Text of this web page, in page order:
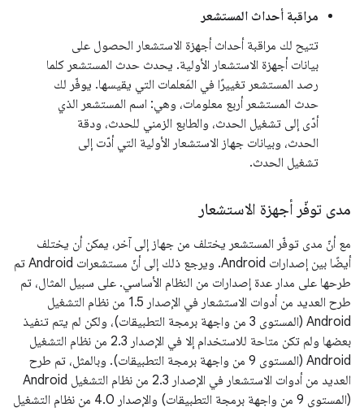
مراقبة أحداث المستشعر
تتيح لك مراقبة أحداث أجهزة الاستشعار الحصول على
بيانات أجهزة الاستشعار الأولية. يحدث حدث المستشعر كلما
رصد المستشعر تغييرًا في المَعلمات التي يقيسها. يوفّر لك
حدث المستشعر أربع معلومات، وهي: اسم المستشعر الذي
أدّى إلى تشغيل الحدث، والطابع الزمني للحدث، ودقة
الحدث، وبيانات جهاز الاستشعار الأولية التي أدّت إلى
تشغيل الحدث.
مدى توفّر أجهزة الاستشعار
مع أنّ مدى توفّر المستشعر يختلف من جهاز إلى آخر، يمكن أن يختلف
أيضًا بين إصدارات Android. ويرجع ذلك إلى أنّ مستشعرات Android تم
طرحها على مدار عدة إصدارات من النظام الأساسي. على سبيل المثال، تم
طرح العديد من أدوات الاستشعار في الإصدار 1.5 من نظام التشغيل
Android (المستوى 3 من واجهة برمجة التطبيقات)، ولكن لم يتم تنفيذ
بعضها ولم تكن متاحة للاستخدام إلا في الإصدار 2.3 من نظام التشغيل
Android (المستوى 9 من واجهة برمجة التطبيقات). وبالمثل، تم طرح
العديد من أدوات الاستشعار في الإصدار 2.3 من نظام التشغيل Android
(المستوى 9 من واجهة برمجة التطبيقات) والإصدار 4.0 من نظام التشغيل